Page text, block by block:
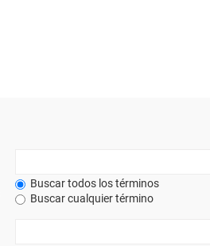
Buscar todos los términos
Buscar cualquier término